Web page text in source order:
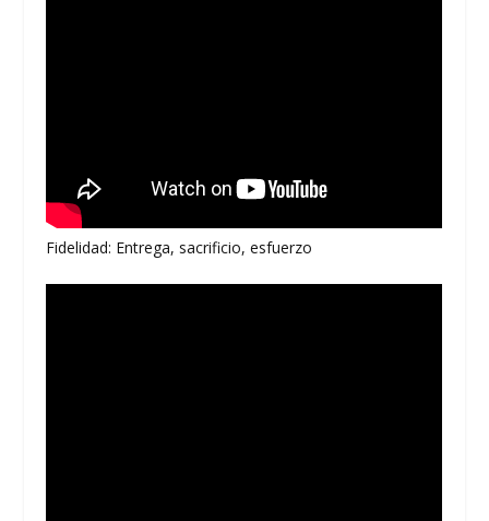
Fidelidad: Entrega, sacrificio, esfuerzo